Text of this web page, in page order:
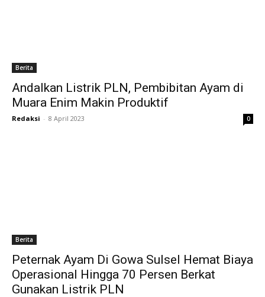
Berita
Andalkan Listrik PLN, Pembibitan Ayam di
Muara Enim Makin Produktif
Redaksi - 8 April 2023 0
Berita
Peternak Ayam Di Gowa Sulsel Hemat Biaya
Operasional Hingga 70 Persen Berkat
Gunakan Listrik PLN